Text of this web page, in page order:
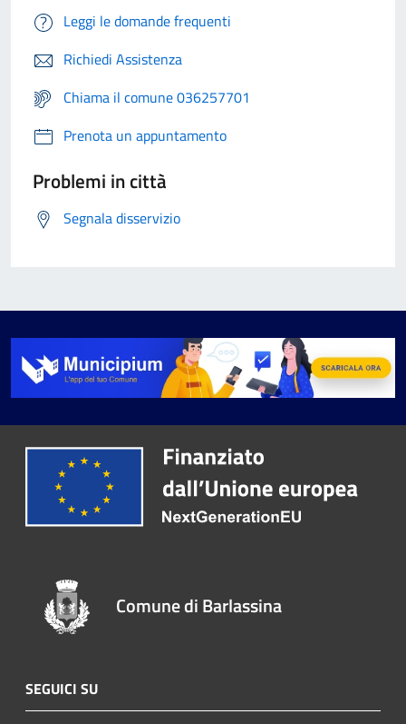
Leggi le domande frequenti
Richiedi Assistenza
Chiama il comune 036257701
Prenota un appuntamento
Problemi in città
Segnala disservizio
Comune di Barlassina
SEGUICI SU